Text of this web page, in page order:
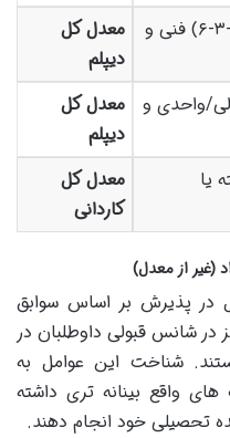
دیپلم نظام جدید (۳-۳-۶) فنی و
معدل کل
دیپلم
واحدی و
معدل کل
دیپلم
یا
معدل کل
کاردانی
(غیر از معدل)
در پذیرش بر اساس سوابق
در شانس قبولی داوطلبان در
شناخت این عوامل به
واقع بینانه تری داشته
تحصیلی خود انجام دهند.